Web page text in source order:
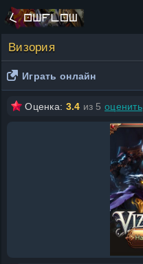
Визория
Играть онлайн
Оценка: 3.4 из 5 оценить